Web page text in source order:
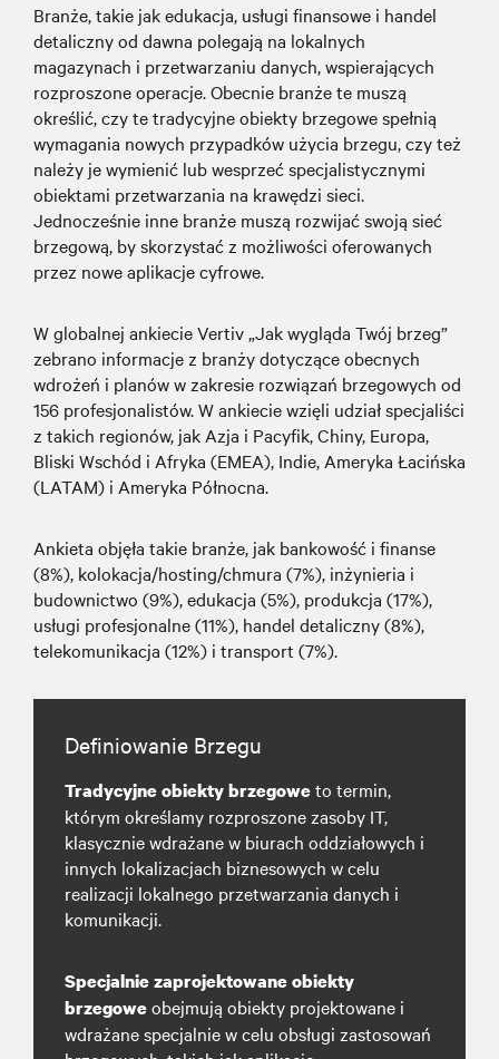
Branże, takie jak edukacja, usługi finansowe i handel
detaliczny od dawna polegają na lokalnych
magazynach i przetwarzaniu danych, wspierających
rozproszone operacje. Obecnie branże te muszą
określić, czy te tradycyjne obiekty brzegowe spełnią
wymagania nowych przypadków użycia brzegu, czy też
należy je wymienić lub wesprzeć specjalistycznymi
obiektami przetwarzania na krawędzi sieci.
Jednocześnie inne branże muszą rozwijać swoją sieć
brzegową, by skorzystać z możliwości oferowanych
przez nowe aplikacje cyfrowe.
W globalnej ankiecie Vertiv „Jak wygląda Twój brzeg”
zebrano informacje z branży dotyczące obecnych
wdrożeń i planów w zakresie rozwiązań brzegowych od
156 profesjonalistów. W ankiecie wzięli udział specjaliści
z takich regionów, jak Azja i Pacyfik, Chiny, Europa,
Bliski Wschód i Afryka (EMEA), Indie, Ameryka Łacińska
(LATAM) i Ameryka Północna.
Ankieta objęła takie branże, jak bankowość i finanse
(8%), kolokacja/hosting/chmura (7%), inżynieria i
budownictwo (9%), edukacja (5%), produkcja (17%),
usługi profesjonalne (11%), handel detaliczny (8%),
telekomunikacja (12%) i transport (7%).
Definiowanie Brzegu
Tradycyjne obiekty brzegoweto termin,
którym określamy rozproszone zasoby IT,
klasycznie wdrażane w biurach oddziałowych i
innych lokalizacjach biznesowych w celu
realizacji lokalnego przetwarzania danych i
komunikacji.
Specjalnie zaprojektowane obiekty
brzegoweobejmują obiekty projektowane i
wdrażane specjalnie w celu obsługi zastosowań